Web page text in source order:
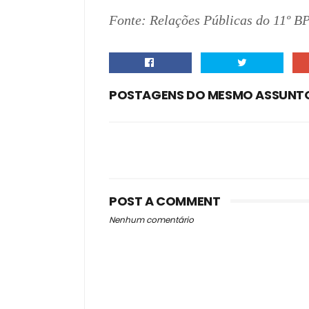
Fonte: Relações Públicas do 11º
POSTAGENS DO MESMO
POST A COMMENT
Nenhum comentário